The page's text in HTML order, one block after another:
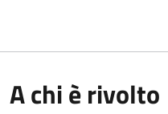
A chi è rivolto